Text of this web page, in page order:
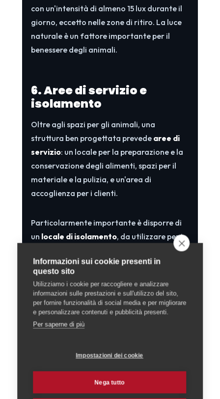
con un'intensità di almeno 15 lux durante il
giorno, eccetto nelle zone di ritiro. La luce
naturale è un fattore importante per il
benessere degli animali.
6. Aree di servizio e
isolamento
Oltre agli spazi per gli animali, una
struttura ben progettata prevede aree di
servizio: un locale per la preparazione e la
conservazione degli alimenti, spazi per il
materiale e la pulizia, e un'area di
accoglienza per i clienti.
Particolarmente importante è disporre di
un locale di isolamento, da utilizzare per i
animali che dovessero ammalarsi: separare
tempestivamente un animale non in salute
è essenziale per evitare la diffusione di
malattie all'interno della struttura.
struttura
Progettare una struttura a norma significa
partire dalleesigenze degli animalie dalle
Informazioni sui cookie presenti in
questo sito
Utilizziamo i cookie per raccogliere e analizzare
informazioni sulle prestazioni e sull'utilizzo del sito,
per fornire funzionalità di social media e per migliorare
e personalizzare contenuti e pubblicità presenti.
Per saperne di più
Impostazioni dei cookie
Nega tutto